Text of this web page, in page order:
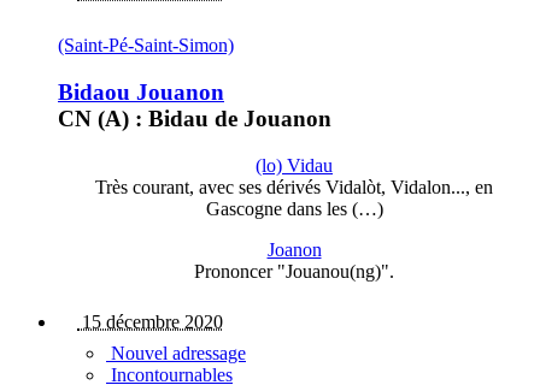
(Saint-Pé-Saint-Simon)
Bidaou Jouanon
CN (A) : Bidau de Jouanon
(lo) Vidau
Très courant, avec ses dérivés Vidalòt, Vidalon..., en
Gascogne dans les (…)
Joanon
Prononcer "Jouanou(ng)".
15 décembre 2020
Nouvel adressage
Incontournables